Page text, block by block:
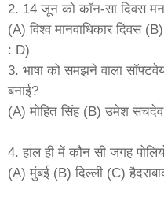
2. 14 जून को कॉन-सा दिवस
(A) विश्व मानवाधिकार दिवस
: D)
3. भाषा को समझने वाला
बनाई?
(A) मोहित सिंह (B) उमेश
4. हाल ही में कौन सी जगह
(A) मुंबई (B) दिल्ली (C)